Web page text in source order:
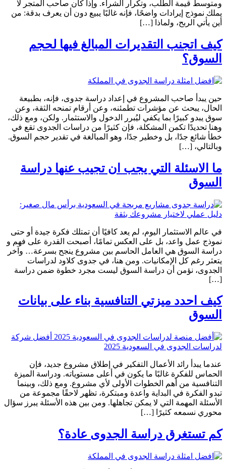
ومتوسط قيمة الطلب، وتكرار الشراء. وإذا كان صاحب المتجر لا
يملك نموذج إيرادات واضحًا، فإنه غالبًا يبيع دون أن يعرف بدقة: من
أين يأتي الربح، ولماذا […]
كيف اتجنب التقديرات المبالغ فيها لحجم
السوق؟
حين يبدأ صاحب المشروع في إعداد دراسة جدوى، فإنه، بطبيعة
الحال، يبحث عن مؤشرات تطمئنه، وعن أرقام تمنحه الثقة، وعن
سوق يبدو كبيرًا بما يكفي ليُبرر الدخول والاستثمار. ولكن، ومع ذلك،
وهنا تحديدًا تكمن المشكلة، فإن كثيرًا من دراسات الجدوى تقع في
خطأ شائع جدًا، بل وخطير جدًا، وهو المبالغة في تقدير حجم السوق.
وبالتالي، […]
ما الاسئلة التي يجب ان تجيب عنها دراسة
السوق
في عالم الاستثمار اليوم، لم يعد كافيًا أن تمتلك فكرة جيدة أو حتى
نموذج عمل واعد، بل على العكس تمامًا، أصبحت القدرة على فهم و
دراسة السوق هي العامل الحاسم بين مشروع ينجح بسرعة… وآخر
يتعثر رغم كل الإمكانيات. ومن هنا، في جدوى كلاود لدراسات
الجدوى، نؤمن أن دراسة السوق ليست مجرد خطوة ضمن دراسة
[…]
كيف احدد ميزتي التنافسية بناء على بيانات
السوق
عندما يبدأ رائد الأعمال التفكير في إطلاق مشروع جديد، فإن
الحماس للفكرة غالبًا ما يكون في أعلى مستوياته. ودراسة الميزة
التنافسية من أهم الخطوات الأولى لأي مشروع. ومع ذلك، وبينما
تبدو الفكرة في البداية واعدة ومبتكرة، تظهر لاحقًا مجموعة من
الأسئلة المهمة التي لا يمكن تجاهلها. ومن بين هذه الأسئلة يبرز سؤال
محوري نسمعه كثيرًا […]
كم تستغرق دراسة الجدوى عادة؟